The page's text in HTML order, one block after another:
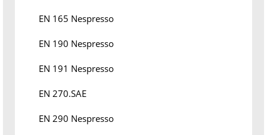
EN 165 Nespresso
EN 190 Nespresso
EN 191 Nespresso
EN 270.SAE
EN 290 Nespresso